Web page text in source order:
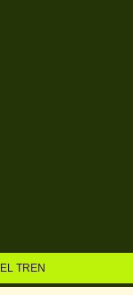
TREN